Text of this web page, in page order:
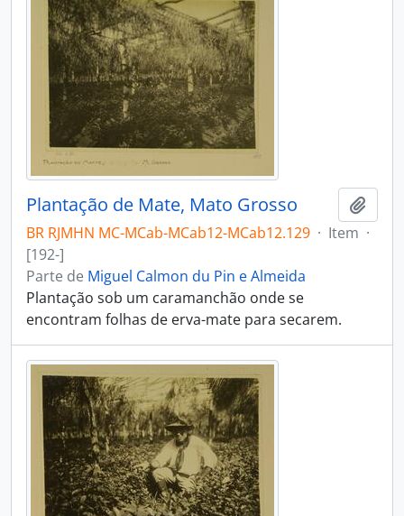
Plantação de Mate, Mato Grosso
BR RJMHN MC-MCab-MCab12-MCab12.129 · Item ·
[192-]
Parte de Miguel Calmon du Pin e Almeida
Plantação sob um caramanchão onde se
encontram folhas de erva-mate para secarem.